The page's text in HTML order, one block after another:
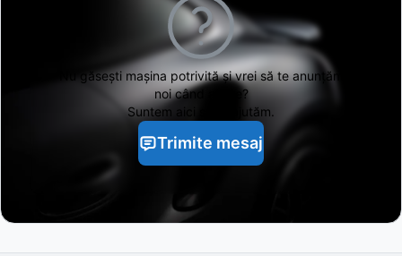
Nu găseștimașina potrivită și vrei să te anunțăm
noi când apare?
Suntem aici să te ajutăm.
Trimite mesaj